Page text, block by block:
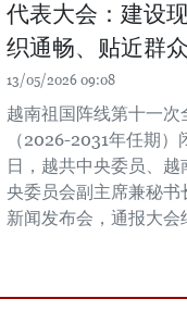
代表大会：建设
织通畅、贴近群
13/05/2026 09:08
越南祖国阵线第十一次
（2026-2031年任期）
日，越共中央委员、越
央委员会副主席兼秘书
新闻发布会，通报大会